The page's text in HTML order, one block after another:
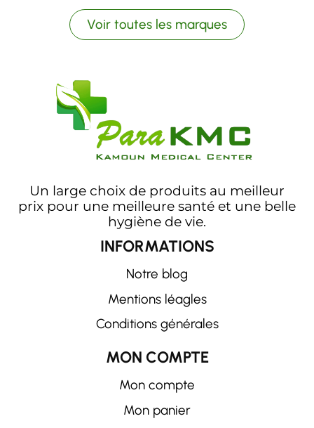
Voir toutes les marques
Un large choix de produits au meilleur
prix pour une meilleure santé et une belle
hygiène de vie.
INFORMATIONS
Notre blog
Mentions léagles
Conditions générales
MON COMPTE
Mon compte
Mon panier